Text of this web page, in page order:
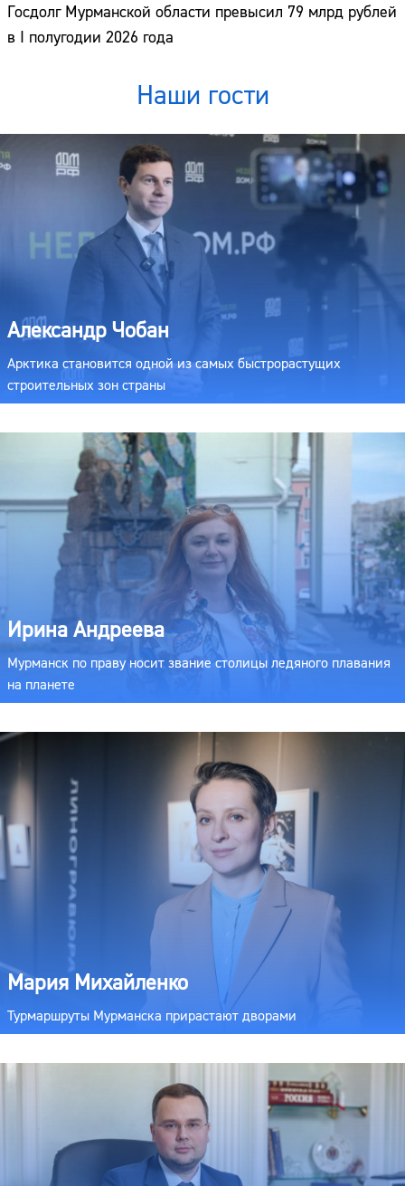
Госдолг Мурманской области превысил 79 млрд рублей
в I полугодии 2026 года
Наши гости
Александр Чобан
Арктика становится одной из самых быстрорастущих
строительных зон страны
Ирина Андреева
Мурманск по праву носит звание столицы ледяного плавания
на планете
Мария Михайленко
Турмаршруты Мурманска прирастают дворами